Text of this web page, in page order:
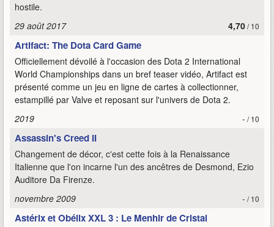
hostile.
29 août 2017
4,70/ 10
Artifact: The Dota Card Game
Officiellement dévoilé à l'occasion des Dota 2 International
World Championships dans un bref teaser vidéo, Artifact est
présenté comme un jeu en ligne de cartes à collectionner,
estampillé par Valve et reposant sur l'univers de Dota 2.
2019
- / 10
Assassin's Creed II
Changement de décor, c'est cette fois à la Renaissance
Italienne que l'on incarne l'un des ancêtres de Desmond, Ezio
Auditore Da Firenze.
novembre 2009
- / 10
Astérix et Obélix XXL 3 : Le Menhir de Cristal